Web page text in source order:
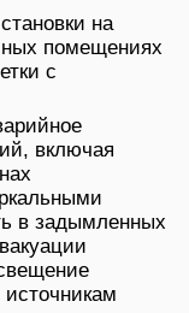
на
помещениях
с
включая
в задымленных